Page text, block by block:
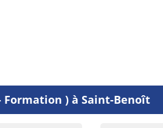
) à Saint-Benoît